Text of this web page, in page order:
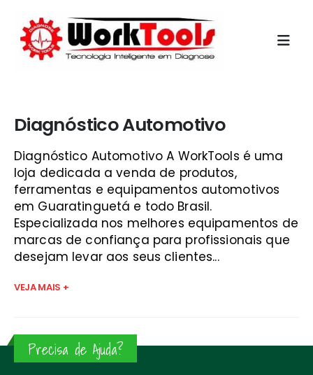
Diagnóstico Automotivo
Diagnóstico Automotivo A WorkTools é uma
loja dedicada a venda de produtos,
ferramentas e equipamentos automotivos
em Guaratinguetá e todo Brasil.
Especializada nos melhores equipamentos de
marcas de confiança para profissionais que
desejam levar aos seus clientes...
VEJA MAIS +
Precisa de Ajuda?